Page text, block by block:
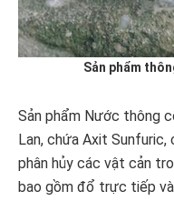
Sản phẩm
Sản phẩm Nước thông
Lan, chứa Axit
phân hủy các vật cản
bao gồm đổ trực tiếp